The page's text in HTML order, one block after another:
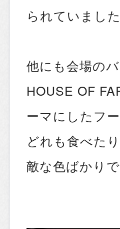
られていまし
他にも会場の
HOUSE OF
ーマにしたフ
どれも食べた
敵な色ばかり